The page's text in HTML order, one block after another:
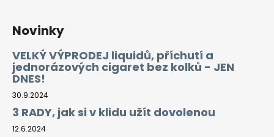
Novinky
VELKÝ VÝPRODEJ liquidů, příchutí a
jednorázových cigaret bez kolků - JEN
DNES!
30.9.2024
3 RADY, jak si v klidu užít dovolenou
12.6.2024